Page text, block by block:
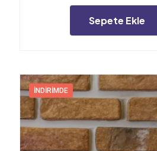
Sepete Ekle
İNDIRIMDE